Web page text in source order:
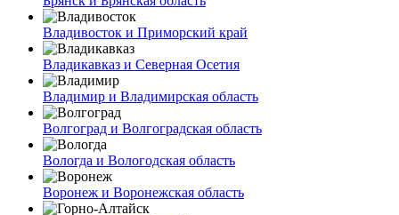
Владивосток и Приморский край
Владикавказ и Северная Осетия
Владимир и Владимирская область
Волгоград и Волгоградская область
Вологда и Вологодская область
Воронеж и Воронежская область